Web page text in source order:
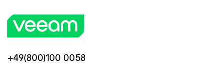
+49(800)100 0058